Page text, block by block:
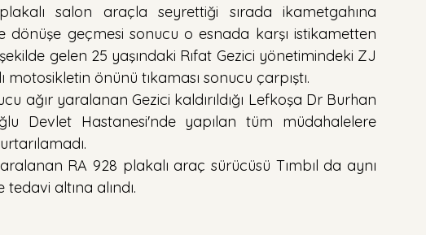
salon araçla seyrettiği sırada ikametgahına
dönüşe geçmesi sonucu o esnada karşı istikametten
gelen 25 yaşındaki Rıfat Gezici yönetimindeki ZJ
motosikletin önünü tıkaması sonucu çarpıştı.
ağır yaralanan Gezici kaldırıldığı Lefkoşa Dr Burhan
Devlet Hastanesi'nde yapılan tüm müdahalelere
RA 928 plakalı araç sürücüsü Tımbıl da aynı
altına alındı.